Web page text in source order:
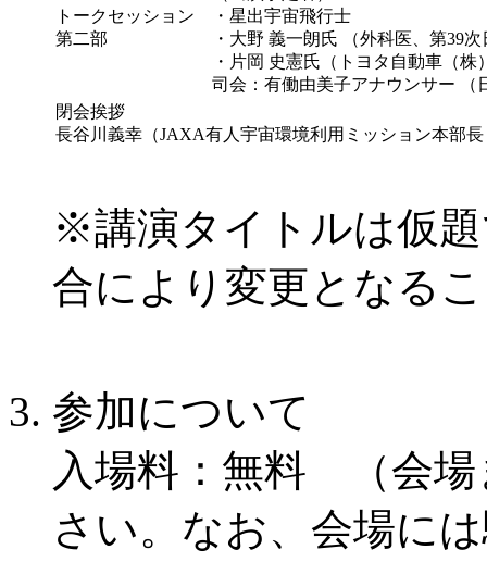
トークセッション
第二部
・星出宇宙飛行士
・大野 義一朗氏 （外科医、第39
・片岡 史憲氏（トヨタ自動車（
司会：有働由美子アナウンサー （
閉会挨拶
長谷川義幸（JAXA有人宇宙環境利用ミッション本部
※講演タイトルは仮
合により変更となる
参加について
入場料：無料 （会場
さい。なお、会場に